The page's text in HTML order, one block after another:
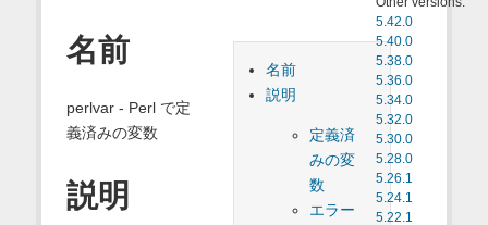
5.42.0
5.40.0
5.38.0
5.36.0
5.34.0
5.32.0
5.30.0
5.28.0
5.26.1
5.24.1
5.22.1
名前
説明
定義済
みの変
数
エラー
名前
perlvar - Perl で定
義済みの変数
説明